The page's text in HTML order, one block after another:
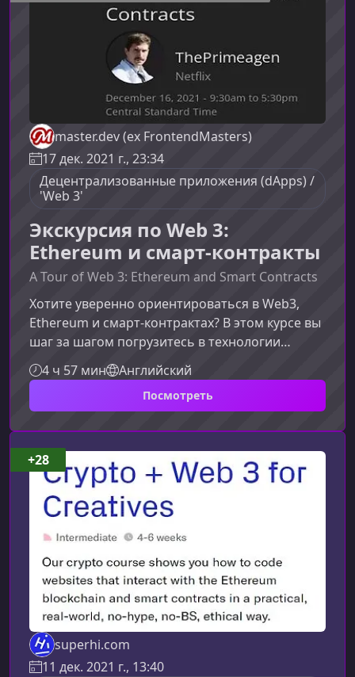
master.dev (ex FrontendMasters)
17 дек. 2021 г., 23:34
Децентрализованные приложения (dApps) /
'Web 3'
Экскурсия по Web 3:
Ethereum и смарт-контракты
A Tour of Web 3: Ethereum and Smart Contracts
Хотите уверенно ориентироваться в Web3,
Ethereum и смарт‑контрактах? В этом курсе вы
шаг за шагом погрузитесь в технологии
блокчейна, научитесь писать, мигрировать и
тестировать смарт‑контракты и получите
навыки, необходимые для практической
разработки в экосистеме Ethereum. Материал
подходит как новичкам, так и разработчикам,
уже знакомым с веб‑технологиями.Что вы
изучите в рамках курсаКурс построен от основ
к практике, чтобы вы смогли легко
4 ч 57 мин Английский
Посмотреть
superhi.com
11 дек. 2021 г., 13:40
+28